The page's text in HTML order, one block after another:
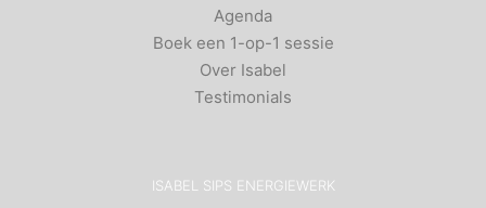
Agenda
Boek een 1-op-1 sessie
Over Isabel
Testimonials
ISABEL SIPS ENERGIEWERK